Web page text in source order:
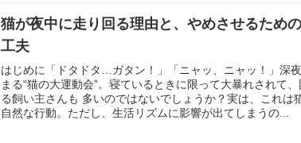
猫が夜中に走り回る理由と、やめさせるため
工夫
はじめに「ドタドタ…ガタン！」「ニャッ、ニャッ！」深
まる“猫の大運動会”。寝ているときに限って大暴れされて
る飼い主さんも 多いのではないでしょうか？実は、これは
自然な行動。ただし、生活リズムに影響が出てしまうの...